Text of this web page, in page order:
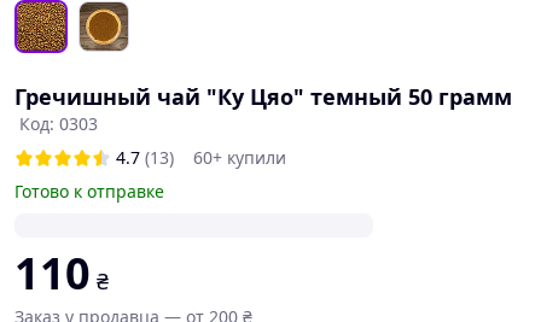
Гречишный чай "Ку Цяо" темный 50 грамм
Код: 0303
4.7 (13)
60+ купили
Готово к отправке
110 ₴
Заказ у продавца — от 200 ₴